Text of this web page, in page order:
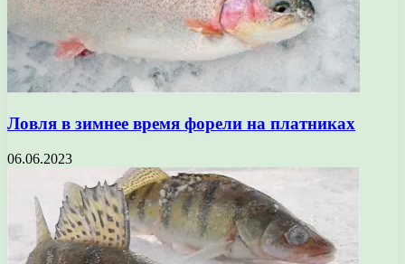
Ловля в зимнее время форели на платниках
06.06.2023